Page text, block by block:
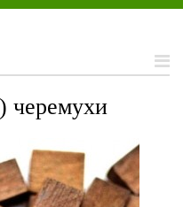
черемухи